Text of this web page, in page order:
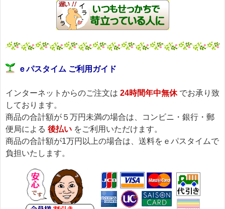
ｅパスタイム ご利用ガイド
インターネットからのご注文は 24時間年中無休でお承り致
しております。
商品の合計額が５万円未満の場合は、コンビニ・銀行・郵
便局による 後払い をご利用いただけます。
商品の合計額が1万円以上の場合は、送料をｅパスタイムで
負担いたします。